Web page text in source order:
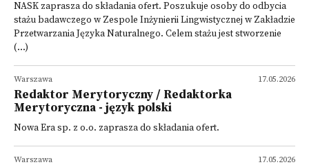
NASK zaprasza do składania ofert. Poszukuje osoby do odbycia
stażu badawczego w Zespole Inżynierii Lingwistycznej w Zakładzie
Przetwarzania Języka Naturalnego. Celem stażu jest stworzenie
(...)
17.05.2026
Warszawa
Redaktor Merytoryczny / Redaktorka
Merytoryczna - język polski
Nowa Era sp. z o.o. zaprasza do składania ofert.
17.05.2026
Warszawa